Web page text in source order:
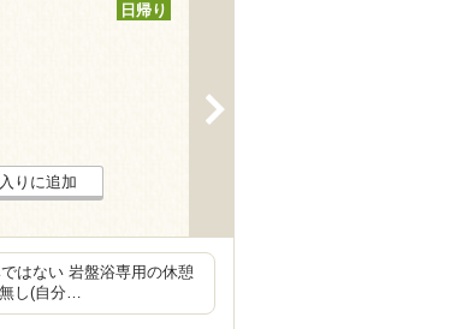
日帰り
りに追加
はない 岩盤浴専用の休憩
し(自分…